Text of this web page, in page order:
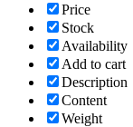
Price
Stock
Availability
Add to cart
Description
Content
Weight